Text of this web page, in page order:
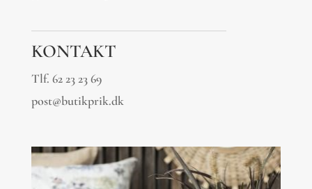
KONTAKT
Tlf. 62 23 23 69
post@butikprik.dk